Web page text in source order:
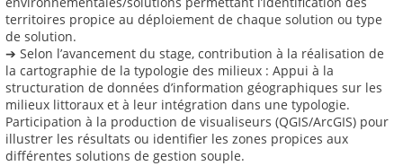
territoires propice au déploiement de chaque solution ou type
de solution.
➔ Selon l’avancement du stage, contribution à la réalisation de
la cartographie de la typologie des milieux : Appui à la
structuration de données d’information géographiques sur les
milieux littoraux et à leur intégration dans une typologie.
Participation à la production de visualiseurs (QGIS/ArcGIS) pour
illustrer les résultats ou identifier les zones propices aux
différentes solutions de gestion souple.